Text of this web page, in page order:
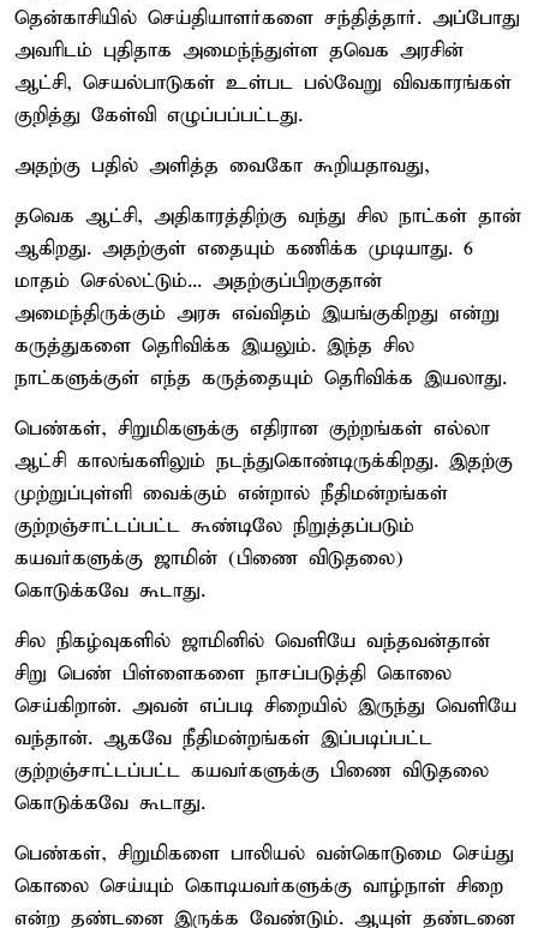
தென்காசியில் செய்தியாளர்களை சந்தித்தார். அப்போது
அவரிடம் புதிதாக அமைந்ந்துள்ள தவெக அரசின்
ஆட்சி, செயல்பாடுகள் உள்பட பல்வேறு விவகாரங்கள்
குறித்து கேள்வி எழுப்பப்பட்டது.
அதற்கு பதில் அளித்த வைகோ கூறியதாவது,
தவெக ஆட்சி, அதிகாரத்திற்கு வந்து சில நாட்கள் தான்
ஆகிறது. அதற்குள் எதையும் கணிக்க முடியாது. 6
மாதம் செல்லட்டும்... அதற்குப்பிறகுதான்
அமைந்திருக்கும் அரசு எவ்விதம் இயங்குகிறது என்று
கருத்துகளை தெரிவிக்க இயலும். இந்த சில
நாட்களுக்குள் எந்த கருத்தையும் தெரிவிக்க இயலாது.
பெண்கள், சிறுமிகளுக்கு எதிரான குற்றங்கள் எல்லா
ஆட்சி காலங்களிலும் நடந்துகொண்டிருக்கிறது. இதற்கு
முற்றுப்புள்ளி வைக்கும் என்றால் நீதிமன்றங்கள்
குற்றஞ்சாட்டப்பட்ட கூண்டிலே நிறுத்தப்படும்
கயவர்களுக்கு ஜாமின் (பிணை விடுதலை)
கொடுக்கவே கூடாது.
சில நிகழ்வுகளில் ஜாமினில் வெளியே வந்தவன்தான்
சிறு பெண் பிள்ளைகளை நாசப்படுத்தி கொலை
செய்கிறான். அவன் எப்படி சிறையில் இருந்து வெளியே
வந்தான். ஆகவே நீதிமன்றங்கள் இப்படிப்பட்ட
குற்றஞ்சாட்டப்பட்ட கயவர்களுக்கு பிணை விடுதலை
கொடுக்கவே கூடாது.
பெண்கள், சிறுமிகளை பாலியல் வன்கொடுமை செய்து
கொலை செய்யும் கொடியவர்களுக்கு வாழ்நாள் சிறை
என்ற தண்டனை இருக்க வேண்டும். ஆயுள் தண்டனை